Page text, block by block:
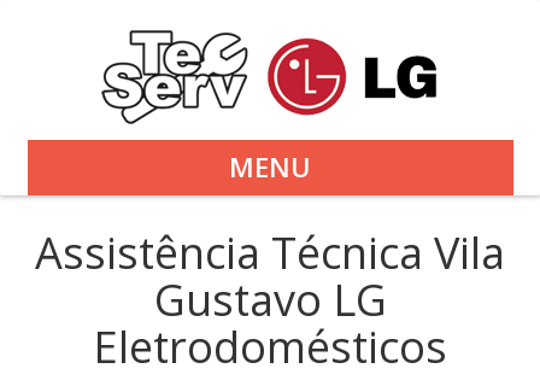
MENU
Assistência Técnica Vila
Gustavo LG
Eletrodomésticos